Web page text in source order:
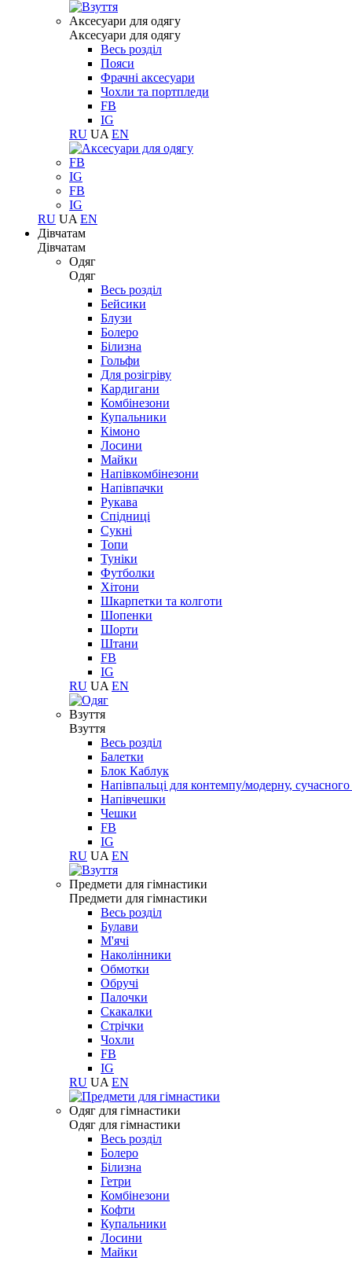
Aксесуари для одягу
Aксесуари для одягу
Весь розділ
Пояси
Фрачні аксесуари
Чохли та портпледи
FB
IG
RU UA EN
FB
IG
FB
IG
RU UA EN
Дівчатам
Дівчатам
Одяг
Одяг
Весь розділ
Бейсики
Блузи
Болеро
Білизна
Гольфи
Для розігріву
Кардигани
Комбінезони
Купальники
Кімоно
Лосини
Майки
Напівкомбінезони
Напівпачки
Рукава
Спідниці
Сукні
Топи
Туніки
Футболки
Хітони
Шкарпетки та колготи
Шопенки
Шорти
Штани
FB
IG
RU UA EN
Взуття
Взуття
Весь розділ
Балетки
Блок Каблук
Напівпальці для контемпу/модерну,
Напівчешки
Чешки
FB
IG
RU UA EN
Предмети для гімнастики
Предмети для гімнастики
Весь розділ
Булави
М'ячі
Наколінники
Обмотки
Обручі
Палочки
Скакалки
Стрічки
Чохли
FB
IG
RU UA EN
Одяг для гімнастики
Одяг для гімнастики
Весь розділ
Болеро
Білизна
Гетри
Комбінезони
Кофти
Купальники
Лосини
Майки